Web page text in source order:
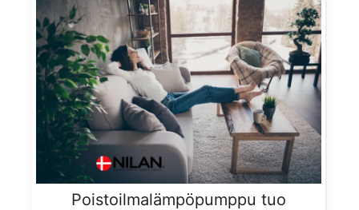
Poistoilmalämpöpumppu tuo